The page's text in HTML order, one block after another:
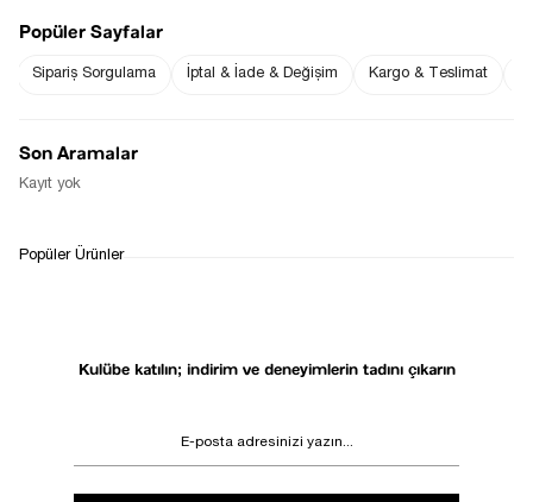
İADE&DEĞİŞİM
Kulübe katılın; indirim ve deneyimlerin tadını çıkarın
Popüler Sayfalar
Sipariş Sorgulama İptal & İade & Değişim Kargo & Teslimat
Son Aramalar
Kayıt yok
Popüler Ürünler